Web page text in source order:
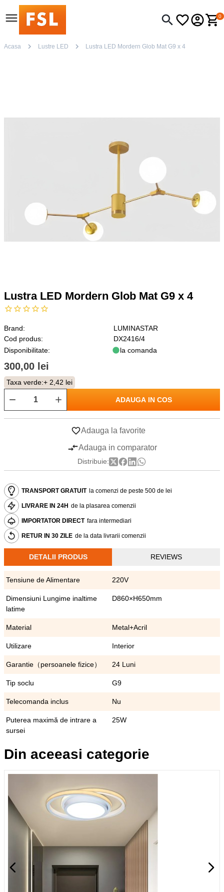
0
Acasa Lustre LED Lustra LED Mordern Glob Mat G9 x 4
Lustra LED Mordern Glob Mat G9 x 4
Brand:
LUMINASTAR
Cod produs:
DX2416/4
Disponibilitate:
la comanda
300,00 lei
Taxa verde:+ 2,42 lei
ADAUGA IN COS
Adauga la favorite
Adauga in comparator
Distribuie:
TRANSPORT GRATUIT la comenzi de peste 500 de lei
LIVRARE IN 24H de la plasarea comenzii
IMPORTATOR DIRECT fara intermediari
RETUR IN 30 ZILE de la data livrarii comenzii
DETALII PRODUS REVIEWS
Tensiune de Alimentare 220V
Dimensiuni Lungime inaltime
latime
D860×H650mm
Material Metal+Acril
Utilizare Interior
Garantie（persoanele fizice） 24 Luni
Tip soclu G9
Telecomanda inclus Nu
Puterea maximă de intrare a
sursei
25W
Din aceeasi categorie